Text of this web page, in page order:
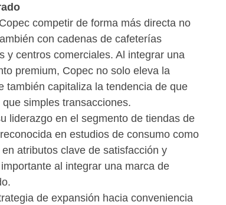
competir de forma más directa no
con cadenas de cafeterías
y centros comerciales. Al integrar una
premium, Copec no solo eleva la
también capitaliza la tendencia de que
simples transacciones.
liderazgo en el segmento de tiendas de
en estudios de consumo como
atributos clave de satisfacción y
al integrar una marca de
de expansión hacia conveniencia